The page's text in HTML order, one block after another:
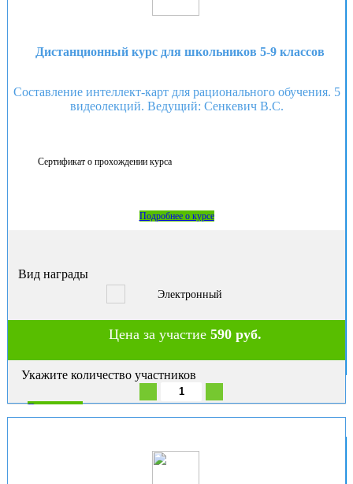
Дистанционный курс для школьников 5-9 классов
Составление интеллект-карт для рационального обучения. 5
видеолекций. Ведущий: Сенкевич В.С.
Сертификат о прохождении курса
Подробнее о курсе
Вид награды
Электронный
Цена за участие590 руб.
Укажите количество участников
В корзину